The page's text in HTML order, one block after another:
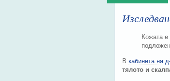
Кожата е
В кабинета на
тялото и